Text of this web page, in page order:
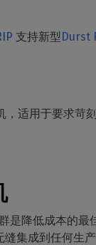
- DTGRIP 软件
工业印刷
支持新型 Durst
，适用于要求苛
是降低成本的
集成到任何生